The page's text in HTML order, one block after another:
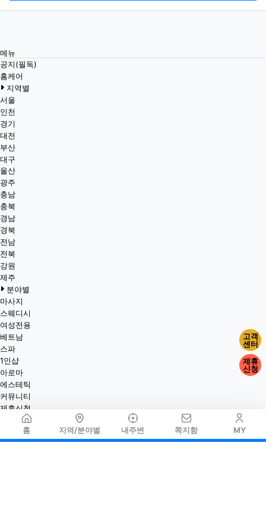
홈 지역/분야별 내주변 쪽지함 MY
메뉴
공지(필독)
홈케어
지역별
서울
인천
경기
대전
부산
대구
울산
광주
충남
충북
경남
경북
전남
전북
강원
제주
분야별
마사지
스웨디시
여성전용
베트남
스파
1인샵
아로마
에스테틱
커뮤니티
제휴신청
고객
센터
제휴
신청